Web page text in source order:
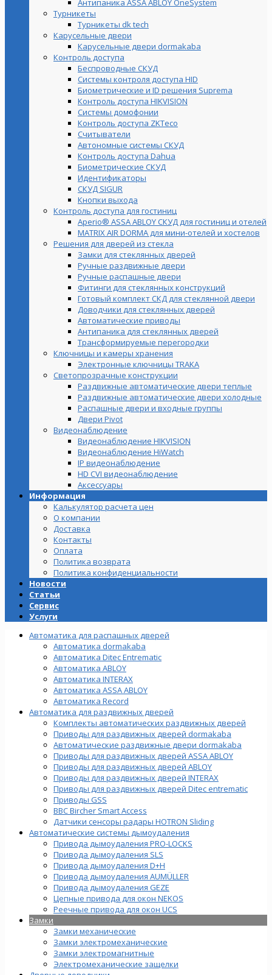
Турникеты
Турникеты dk tech
Карусельные двери
Карусельные двери dormakaba
Контроль доступа
Беспроводные СКУД
Системы контроля доступа HID
Биометрические и ID решения Suprema
Контроль доступа HIKVISION
Системы домофонии
Контроль доступа ZKTeco
Считыватели
Автономные системы СКУД
Контроль доступа Dahua
Биометрические СКУД
Идентификаторы
СКУД SIGUR
Кнопки выхода
Контроль доступа для гостиниц
Aperio® ASSA ABLOY СКУД для гостиниц и отелей
MATRIX AIR DORMA для мини-отелей и хостелов
Решения для дверей из стекла
Замки для стеклянных дверей
Ручные раздвижные двери
Ручные распашные двери
Фитинги для стеклянных конструкций
Готовый комплект СКД для стеклянной двери
Доводчики для стеклянных дверей
Автоматические приводы
Антипаника для стеклянных дверей
Трансформируемые перегородки
Ключницы и камеры хранения
Электронные ключницы TRAKA
Светопрозрачные конструкции
Раздвижные автоматические двери теплые
Раздвижные автоматические двери холодные
Распашные двери и входные группы
Двери Pivot
Видеонаблюдение
Видеонаблюдение HIKVISION
Видеонаблюдение HiWatch
IP видеонаблюдение
HD CVI видеонаблюдение
Аксессуары
Информация
Калькулятор расчета цен
О компании
Доставка
Контакты
Оплата
Политика возврата
Политика конфиденциальности
Новости
Статьи
Сервис
Услуги
Автоматика для распашных дверей
Автоматика dormakaba
Автоматика Ditec Entrematic
Автоматика ABLOY
Автоматика INTERAX
Автоматика ASSA ABLOY
Автоматика Record
Автоматика для раздвижных дверей
Комплекты автоматических раздвижных дверей
Приводы для раздвижных дверей dormakaba
Автоматические раздвижные двери dormakaba
Приводы для раздвижных дверей ASSA ABLOY
Приводы для раздвижных дверей ABLOY
Приводы для раздвижных дверей INTERAX
Приводы для раздвижных дверей Ditec entrematic
Приводы GSS
BBC Bircher Smart Access
Датчики сенсоры радары HOTRON Sliding
Автоматические системы дымоудаления
Привода дымоудаления PRO-LOCKS
Привода дымоудаления SLS
Привода дымоудаления D+H
Привода дымоудаления AUMÜLLER
Привода дымоудаления GEZE
Цепные привода для окон NEKOS
Реечные привода для окон UСS
Замки
Замки механические
Замки электромеханические
Замки электромагнитные
Электромеханические защелки